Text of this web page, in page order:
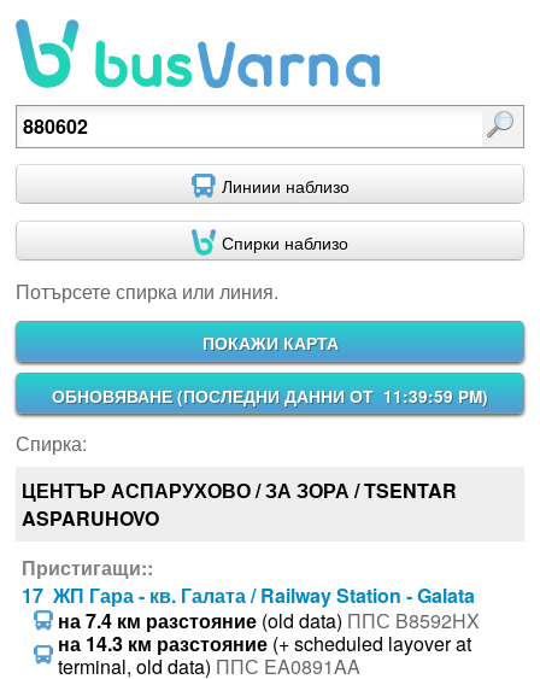
Потърсете спирка или линия.
Линиии наблизо
Спирки наблизо
Потърсете спирка или линия.
ПОКАЖИ КАРТА
ОБНОВЯВАНЕ (ПОСЛЕДНИ ДАННИ ОТ 11:39:59 PM)
Спирка:
ЦЕНТЪР АСПАРУХОВО / ЗА ЗОРА / TSENTAR
ASPARUHOVO
Пристигащи::
17 ЖП Гара - кв. Галата / Railway Station - Galata
на 7.4 км разстояние(old data) ППС B8592HX
на 14.3 км разстояние(+ scheduled layover at
terminal, old data) ППС EA0891AA